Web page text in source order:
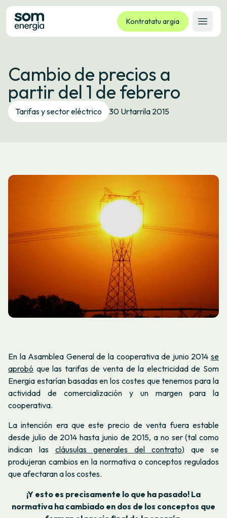
Kontratatu argia
Ireki
Tarifak
Zerbitzuak
Enpresak
Kooperatiba
Hizkuntza:
Cambio de precios a
partir del 1 de febrero
Tarifas y sector eléctrico 30 Urtarrila 2015
En la Asamblea General de la cooperativa de junio 2014 se
aprobó que las tarifas de venta de la electricidad de Som
Energia estarían basadas en los costes que tenemos para la
actividad de comercialización y un margen para la
cooperativa.
La intención era que este precio de venta fuera estable
desde julio de 2014 hasta junio de 2015, a no ser (tal como
indican las cláusulas generales del contrato) que se
produjeran cambios en la normativa o conceptos regulados
que afectaran a los costes.
¡Y esto es precisamente lo que ha pasado! La
normativa ha cambiado en dos de los conceptos que